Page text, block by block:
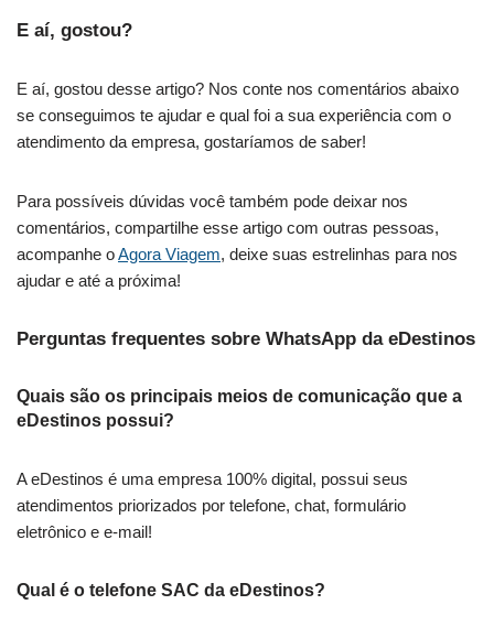
E aí, gostou?
E aí, gostou desse artigo? Nos conte nos comentários abaixo
se conseguimos te ajudar e qual foi a sua experiência com o
atendimento da empresa, gostaríamos de saber!
Para possíveis dúvidas você também pode deixar nos
comentários, compartilhe esse artigo com outras pessoas,
acompanhe oAgora Viagem, deixe suas estrelinhas para nos
ajudar e até a próxima!
Perguntas frequentes sobre WhatsApp da eDestinos
Quais são os principais meios de comunicação que a
eDestinos possui?
A eDestinos é uma empresa 100% digital, possui seus
atendimentos priorizados por telefone, chat, formulário
eletrônico e e-mail!
Qual é o telefone SAC da eDestinos?